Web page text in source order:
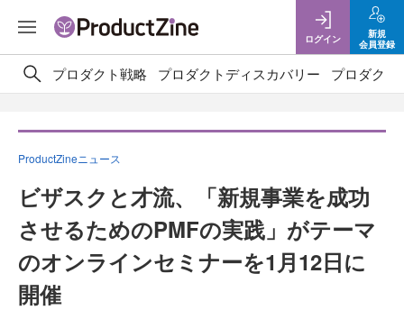
ログイン
新規
会員登録
プロダクト戦略 プロダクトディスカバリー プロダクト
ProductZineニュース
ビザスクと才流、「新規事業を成功
させるためのPMFの実践」がテーマ
のオンラインセミナーを1月12日に
開催